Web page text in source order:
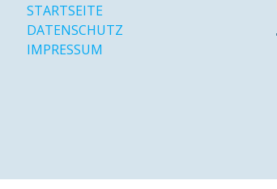
STARTSEITE
DATENSCHUTZ
IMPRESSUM